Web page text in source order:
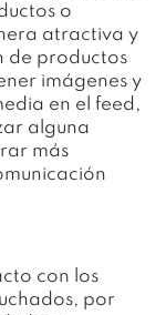
o
atractiva y
de productos
imágenes y
en el feed,
alguna
más
con los
por